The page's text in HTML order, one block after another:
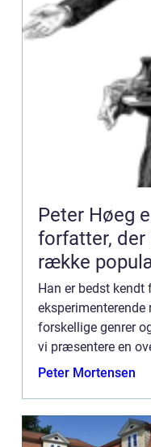
Peter Høeg
forfatter, der
række
Han er bedst
eksperimenterende
forskellige genrer
vi præsentere en
samt give et
Peter Mortensen